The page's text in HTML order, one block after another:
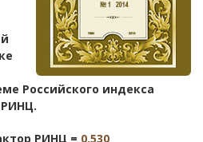
Российского индекса
РИНЦ.
РИНЦ = 0,530